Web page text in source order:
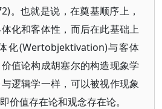
。也就是说，在奠基顺序上，
化和客体性，而后在此基础上
化(Wertobjektivation)与客体
值论构成胡塞尔的构造现象学
逻辑学一样，可以被视作现象
价值存在论和观念存在论。